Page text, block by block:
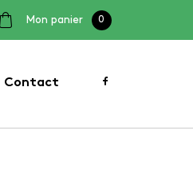
Mon panier 0
Contact